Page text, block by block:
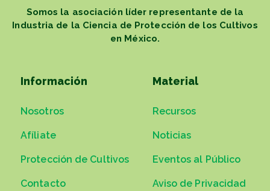
Somos la asociación líder representante de la
Industria de la Ciencia de Protección de los Cultivos
en México.
Información
Nosotros
Afíliate
Protección de Cultivos
Contacto
Material
Recursos
Noticias
Eventos al Público
Aviso de Privacidad